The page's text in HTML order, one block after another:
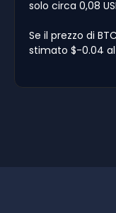
solo circa 0,08
Se il prezzo di
stimato $-0.04 al